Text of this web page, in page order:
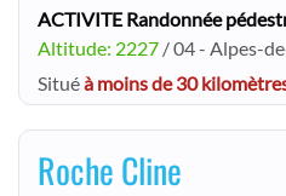
ACTIVITE Randonnée
Altitude: 2227 / 04 - Alpes-
Situéà moins de 30
Roche Cline